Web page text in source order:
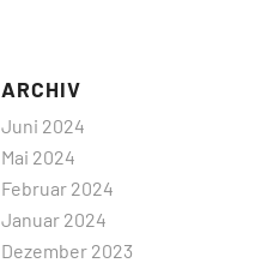
ARCHIV
Juni 2024
Mai 2024
Februar 2024
Januar 2024
Dezember 2023